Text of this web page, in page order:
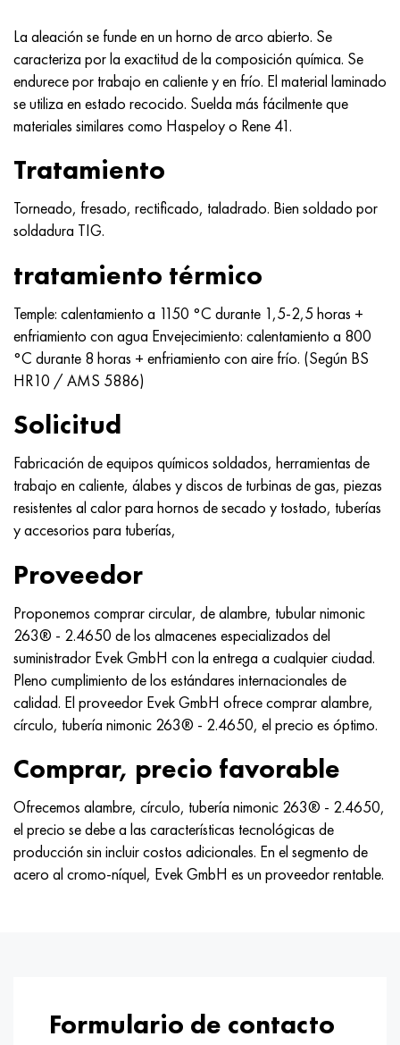
La aleación se funde en un horno de arco abierto. Se
caracteriza por la exactitud de la composición química. Se
endurece por trabajo en caliente y en frío. El material laminado
se utiliza en estado recocido. Suelda más fácilmente que
materiales similares como Haspeloy o Rene 41.
Tratamiento
Torneado, fresado, rectificado, taladrado. Bien soldado por
soldadura TIG.
tratamiento térmico
Temple: calentamiento a 1150 °C durante 1,5-2,5 horas +
enfriamiento con agua Envejecimiento: calentamiento a 800
°C durante 8 horas + enfriamiento con aire frío. (Según BS
HR10 / AMS 5886)
Solicitud
Fabricación de equipos químicos soldados, herramientas de
trabajo en caliente, álabes y discos de turbinas de gas, piezas
resistentes al calor para hornos de secado y tostado, tuberías
y accesorios para tuberías,
Proveedor
Proponemos comprar circular, de alambre, tubular nimonic
263® - 2.4650 de los almacenes especializados del
suministrador Evek GmbH con la entrega a cualquier ciudad.
Pleno cumplimiento de los estándares internacionales de
calidad. El proveedor Evek GmbH ofrece comprar alambre,
círculo, tubería nimonic 263® - 2.4650, el precio es óptimo.
Comprar, precio favorable
Ofrecemos alambre, círculo, tubería nimonic 263® - 2.4650,
el precio se debe a las características tecnológicas de
producción sin incluir costos adicionales. En el segmento de
acero al cromo-níquel, Evek GmbH es un proveedor rentable.
Formulario de contacto
Nimónico 263
Haynes 25
Hastelloy b2
Hastelloy b3
hastelloy c4
hastelloy c22
Hastelloy C-276
Hastelloy C2000
Hastelloy 3
Hastelloy x
udimet 500
udimet 720
AM-355 - ams 5547
Custom 450® - uns S45000
50X14MF
65X13
38x2n2ma, 34CrNiMo6, 40NiCrMo7
40hn2ma, 34CrNiMo4, 36hnm
38HN3MFA, 35nicrmov12-5
40G, 40Mn4, AISI 1035
38XM, 42CrMo4, AISI 1.7225
40ХН, 36NiCr6, AISI 3135
40XFA, 1.7223, AISI 4142
45X, 45h, 1.7035
45HN2MFA, k2425, 45hnmf
A40G, 44smn28, 1.0762, 46s20